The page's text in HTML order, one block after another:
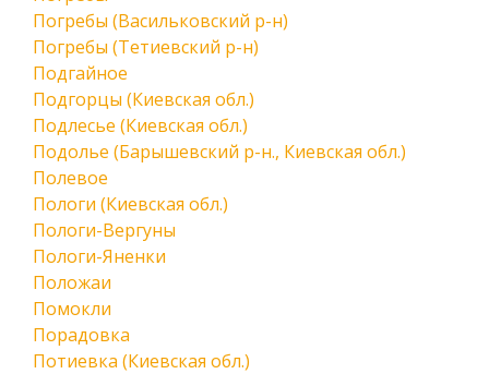
Погребы (Васильковский р-н)
Погребы (Тетиевский р-н)
Подгайное
Подгорцы (Киевская обл.)
Подлесье (Киевская обл.)
Подолье (Барышевский р-н., Киевская обл.)
Полевое
Пологи (Киевская обл.)
Пологи-Вергуны
Пологи-Яненки
Положаи
Помокли
Порадовка
Потиевка (Киевская обл.)